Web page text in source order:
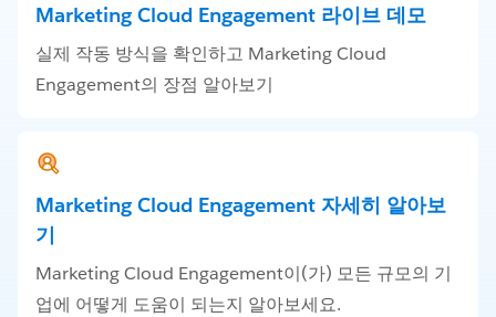
Marketing Cloud Engagement 라이브 데모
실제 작동 방식을 확인하고 Marketing Cloud
Engagement의 장점 알아보기
Marketing Cloud Engagement 자세히 알아보
기
Marketing Cloud Engagement이(가) 모든 규모의 기
업에 어떻게 도움이 되는지 알아보세요.